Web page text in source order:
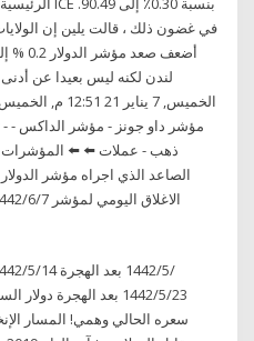
في غضون ذلك ، قالت يلين إن
ذهب - عملات ⬅️ ⬅️ المؤشرات :
الصاعد الذي اجراه مؤشر
سعره الحالي وهمي! المسار